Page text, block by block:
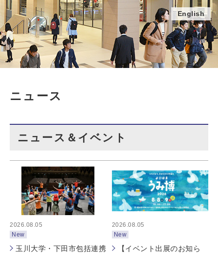
English
ニュース
ニュース＆イベント
2026.08.05
New
玉川大学・下田市包括連携
2026.08.05
New
【イベント出展のお知ら